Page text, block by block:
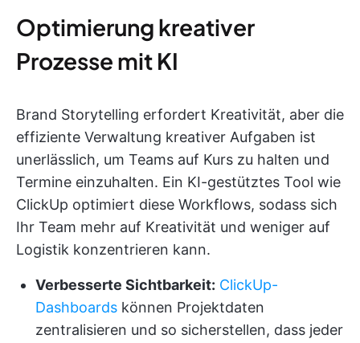
Optimierung kreativer
Prozesse mit KI
Brand Storytelling erfordert Kreativität, aber die
effiziente Verwaltung kreativer Aufgaben ist
unerlässlich, um Teams auf Kurs zu halten und
Termine einzuhalten. Ein KI-gestütztes Tool wie
ClickUp optimiert diese Workflows, sodass sich
Ihr Team mehr auf Kreativität und weniger auf
Logistik konzentrieren kann.
Verbesserte Sichtbarkeit: ClickUp-
Dashboards können Projektdaten
zentralisieren und so sicherstellen, dass jeder